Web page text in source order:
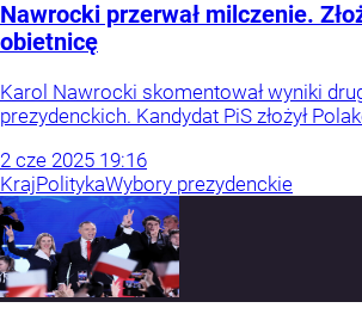
Nawrocki przerwał milczenie.
obietnicę
Karol Nawrocki skomentował wyniki
prezydenckich. Kandydat PiS złożył
2 cze 2025 19:16
KrajPolitykaWybory prezydenckie